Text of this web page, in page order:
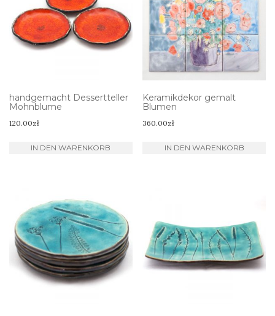
handgemacht Dessertteller
Mohnblume
120.00zł
IN DEN WARENKORB
Keramikdekor gemalt
Blumen
360.00zł
IN DEN WARENKORB